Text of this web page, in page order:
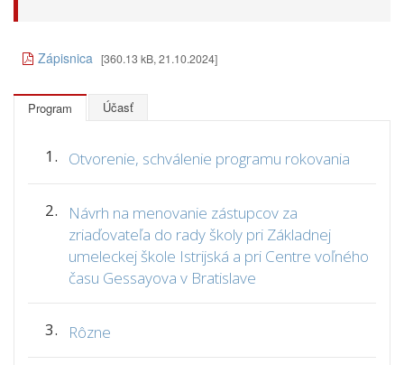
Zápisnica [360.13 kB, 21.10.2024]
Program Účasť
1. Otvorenie, schválenie programu rokovania
2.
Návrh na menovanie zástupcov za
zriaďovateľa do rady školy pri Základnej
umeleckej škole Istrijská a pri Centre voľného
času Gessayova v Bratislave
3. Rôzne